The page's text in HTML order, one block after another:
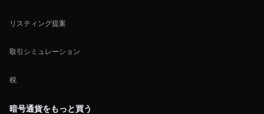
リスティング提案
取引シミュレーション
税
暗号通貨をもっと買う